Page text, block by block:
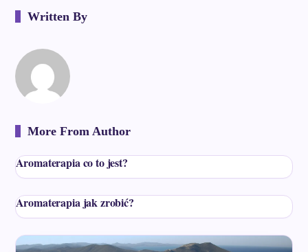
Written By
More From Author
Aromaterapia co to jest?
Aromaterapia jak zrobić?